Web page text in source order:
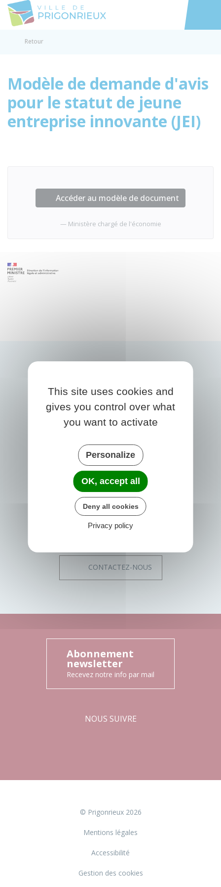
Accéder
Retour
Modèle de demande d'avis
pour le statut de jeune
entreprise innovante (JEI)
Accéder au modèle de document
Ministère chargé de l'économie
PRIGONRIEUX
1 Place du Groupe Loiseau
24130 Prigonrieux
France
05 53 61 55 55
Horaires de la mairie
08h30 - 12h30
13h30 - 17h30
CONTACTEZ-NOUS
Abonnement
newsletter
Recevez notre info par mail
NOUS SUIVRE
© Prigonrieux 2026
Mentions légales
Accessibilité
Gestion des cookies
This site uses cookies and
gives you control over what
you want to activate
Personalize
OK, accept all
Deny all cookies
Privacy policy